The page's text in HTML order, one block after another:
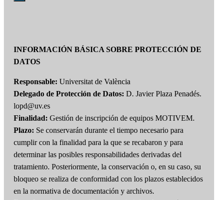
INFORMACIÓN BÁSICA SOBRE PROTECCIÓN DE
DATOS
Responsable: Universitat de València
Delegado de Protección de Datos: D. Javier Plaza Penadés.
lopd@uv.es
Finalidad: Gestión de inscripción de equipos MOTIVEM.
Plazo: Se conservarán durante el tiempo necesario para
cumplir con la finalidad para la que se recabaron y para
determinar las posibles responsabilidades derivadas del
tratamiento. Posteriormente, la conservación o, en su caso, su
bloqueo se realiza de conformidad con los plazos establecidos
en la normativa de documentación y archivos.